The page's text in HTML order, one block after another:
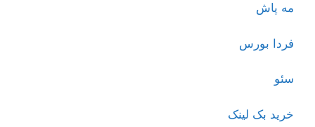
مه پاش
فردا بورس
سئو
خرید بک لینک